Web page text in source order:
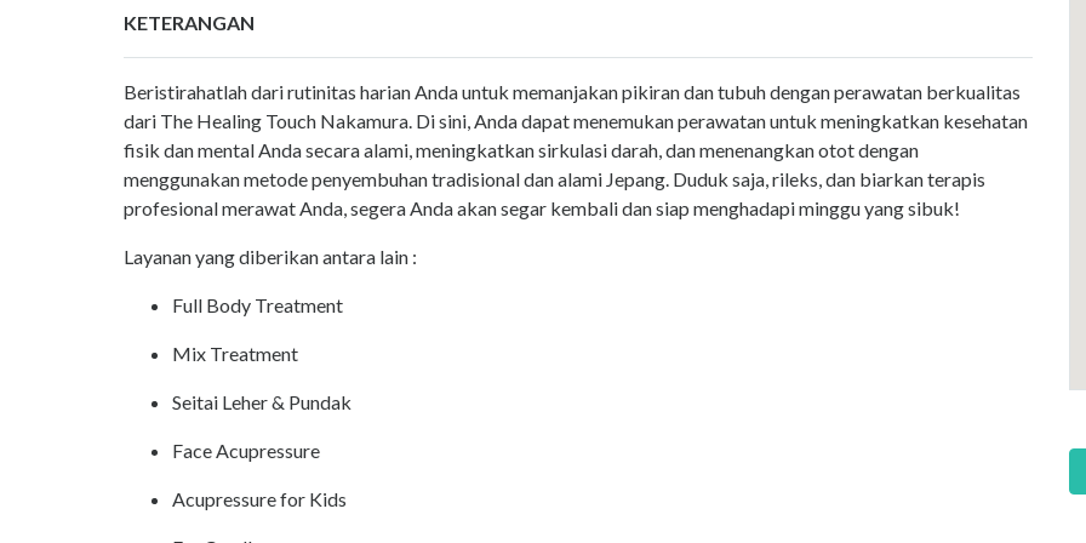
KETERANGAN
Beristirahatlah dari rutinitas harian Anda untuk memanjakan pikiran dan tubuh dengan perawatan berkualitas
dari The Healing Touch Nakamura. Di sini, Anda dapat menemukan perawatan untuk meningkatkan kesehatan
fisik dan mental Anda secara alami, meningkatkan sirkulasi darah, dan menenangkan otot dengan
menggunakan metode penyembuhan tradisional dan alami Jepang. Duduk saja, rileks, dan biarkan terapis
profesional merawat Anda, segera Anda akan segar kembali dan siap menghadapi minggu yang sibuk!
Layanan yang diberikan antara lain :
Full Body Treatment
Mix Treatment
Seitai Leher & Pundak
Face Acupressure
Acupressure for Kids